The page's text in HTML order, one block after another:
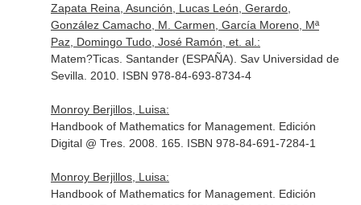
Zapata Reina, Asunción, Lucas León, Gerardo,
González Camacho, M. Carmen, García Moreno, Mª
Paz, Domingo Tudo, José Ramón, et. al.:
Matem?Ticas. Santander (ESPAÑA). Sav Universidad de
Sevilla. 2010. ISBN 978-84-693-8734-4
Monroy Berjillos, Luisa:
Handbook of Mathematics for Management. Edición
Digital @ Tres. 2008. 165. ISBN 978-84-691-7284-1
Monroy Berjillos, Luisa:
Handbook of Mathematics for Management. Edición